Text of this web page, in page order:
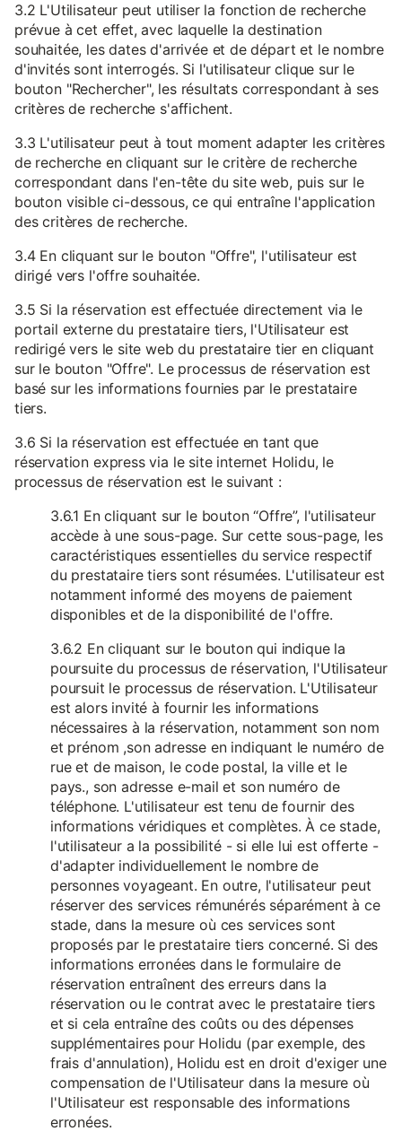
3.2 L'Utilisateur peut utiliser la fonction de recherche
prévue à cet effet, avec laquelle la destination
souhaitée, les dates d'arrivée et de départ et le nombre
d'invités sont interrogés. Si l'utilisateur clique sur le
bouton "Rechercher", les résultats correspondant à ses
critères de recherche s'affichent.
3.3 L'utilisateur peut à tout moment adapter les critères
de recherche en cliquant sur le critère de recherche
correspondant dans l'en-tête du site web, puis sur le
bouton visible ci-dessous, ce qui entraîne l'application
des critères de recherche.
3.4 En cliquant sur le bouton "Offre", l'utilisateur est
dirigé vers l'offre souhaitée.
3.5 Si la réservation est effectuée directement via le
portail externe du prestataire tiers, l'Utilisateur est
redirigé vers le site web du prestataire tier en cliquant
sur le bouton "Offre". Le processus de réservation est
basé sur les informations fournies par le prestataire
tiers.
3.6 Si la réservation est effectuée en tant que
réservation express via le site internet Holidu, le
processus de réservation est le suivant :
3.6.1 En cliquant sur le bouton “Offre”, l'utilisateur
accède à une sous-page. Sur cette sous-page, les
caractéristiques essentielles du service respectif
du prestataire tiers sont résumées. L'utilisateur est
notamment informé des moyens de paiement
disponibles et de la disponibilité de l'offre.
3.6.2 En cliquant sur le bouton qui indique la
poursuite du processus de réservation, l'Utilisateur
poursuit le processus de réservation. L'Utilisateur
est alors invité à fournir les informations
nécessaires à la réservation, notamment son nom
et prénom ,son adresse en indiquant le numéro de
rue et de maison, le code postal, la ville et le
pays., son adresse e-mail et son numéro de
téléphone. L'utilisateur est tenu de fournir des
informations véridiques et complètes. À ce stade,
l'utilisateur a la possibilité - si elle lui est offerte -
d'adapter individuellement le nombre de
personnes voyageant. En outre, l'utilisateur peut
réserver des services rémunérés séparément à ce
stade, dans la mesure où ces services sont
proposés par le prestataire tiers concerné. Si des
informations erronées dans le formulaire de
réservation entraînent des erreurs dans la
réservation ou le contrat avec le prestataire tiers
et si cela entraîne des coûts ou des dépenses
supplémentaires pour Holidu (par exemple, des
frais d'annulation), Holidu est en droit d'exiger une
compensation de l'Utilisateur dans la mesure où
l'Utilisateur est responsable des informations
erronées.